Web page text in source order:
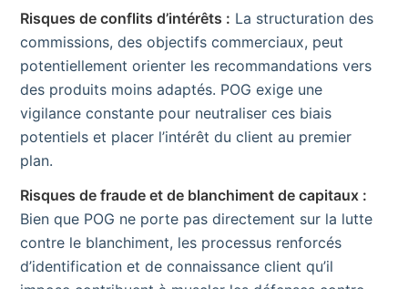
Risques de conflits d’intérêts : La structuration des
commissions, des objectifs commerciaux, peut
potentiellement orienter les recommandations vers
des produits moins adaptés. POG exige une
vigilance constante pour neutraliser ces biais
potentiels et placer l’intérêt du client au premier
plan.
Risques de fraude et de blanchiment de capitaux :
Bien que POG ne porte pas directement sur la lutte
contre le blanchiment, les processus renforcés
d’identification et de connaissance client qu’il